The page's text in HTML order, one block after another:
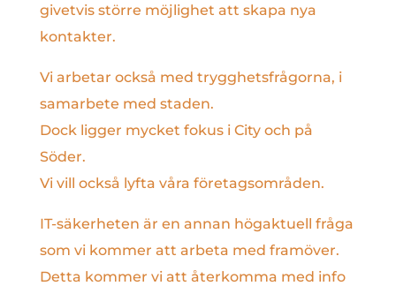
givetvis större möjlighet att skapa nya
kontakter.
Vi arbetar också med trygghetsfrågorna, i
samarbete med staden.
Dock ligger mycket fokus i City och på
Söder.
Vi vill också lyfta våra företagsområden.
IT-säkerheten är en annan högaktuell fråga
som vi kommer att arbeta med framöver.
Detta kommer vi att återkomma med info